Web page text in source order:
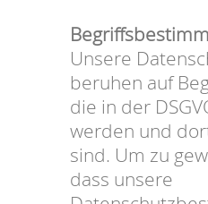
Unsere
beruhen auf
die in der
werden und
sind. Um zu
dass unsere